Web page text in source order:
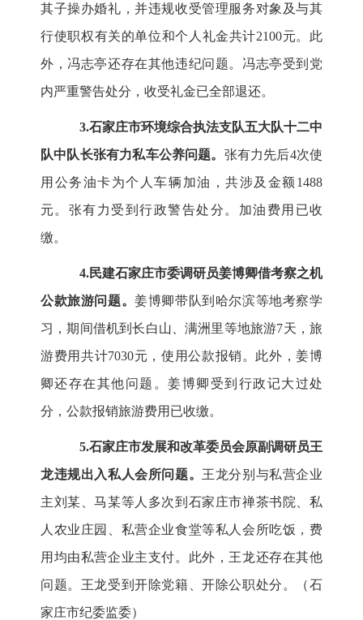
其子操办婚礼，并违规收受管理服务对象及与其
行使职权有关的单位和个人礼金共计2100元。此
外，冯志亭还存在其他违纪问题。冯志亭受到党
内严重警告处分，收受礼金已全部退还。
3.石家庄市环境综合执法支队五大队十二中
队中队长张有力私车公养问题。 张有力先后4次使
用公务油卡为个人车辆加油，共涉及金额1488
元。张有力受到行政警告处分。加油费用已收
缴。
4.民建石家庄市委调研员姜博卿借考察之机
公款旅游问题。姜博卿带队到哈尔滨等地考察学
习，期间借机到长白山、满洲里等地旅游7天，旅
游费用共计7030元，使用公款报销。此外，姜博
卿还存在其他问题。姜博卿受到行政记大过处
分，公款报销旅游费用已收缴。
5.石家庄市发展和改革委员会原副调研员王
龙违规出入私人会所问题。 王龙分别与私营企业
主刘某、马某等人多次到石家庄市禅茶书院、私
人农业庄园、私营企业食堂等私人会所吃饭，费
用均由私营企业主支付。此外，王龙还存在其他
问题。王龙受到开除党籍、开除公职处分。（石
家庄市纪委监委）